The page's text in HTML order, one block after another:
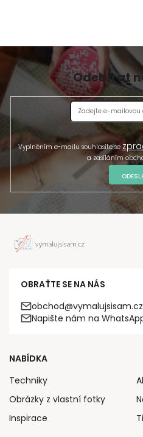
Odebírat
Vyplněním e-mailu souhlasíte se
a zasíláním
OBRAŤTE SE NA NÁS
obchod@vymalujsisam.cz
Napište nám na
NABÍDKA
Techniky
Obrázky z vlastní fotky
Inspirace